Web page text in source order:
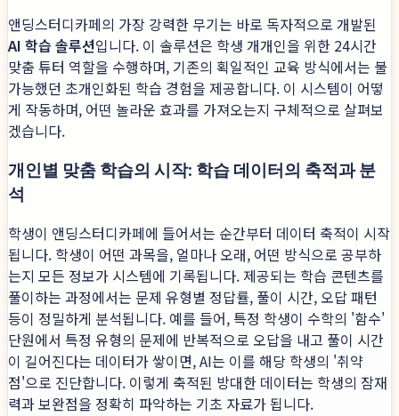
앤딩스터디카페의 가장 강력한 무기는 바로 독자적으로 개발된
AI 학습 솔루션입니다. 이 솔루션은 학생 개개인을 위한 24시간
맞춤 튜터 역할을 수행하며, 기존의 획일적인 교육 방식에서는 불
가능했던 초개인화된 학습 경험을 제공합니다. 이 시스템이 어떻
게 작동하며, 어떤 놀라운 효과를 가져오는지 구체적으로 살펴보
겠습니다.
개인별 맞춤 학습의 시작: 학습 데이터의 축적과 분
석
학생이 앤딩스터디카페에 들어서는 순간부터 데이터 축적이 시작
됩니다. 학생이 어떤 과목을, 얼마나 오래, 어떤 방식으로 공부하
는지 모든 정보가 시스템에 기록됩니다. 제공되는 학습 콘텐츠를
풀이하는 과정에서는 문제 유형별 정답률, 풀이 시간, 오답 패턴
등이 정밀하게 분석됩니다. 예를 들어, 특정 학생이 수학의 '함수'
단원에서 특정 유형의 문제에 반복적으로 오답을 내고 풀이 시간
이 길어진다는 데이터가 쌓이면, AI는 이를 해당 학생의 '취약
점'으로 진단합니다. 이렇게 축적된 방대한 데이터는 학생의 잠재
력과 보완점을 정확히 파악하는 기초 자료가 됩니다.